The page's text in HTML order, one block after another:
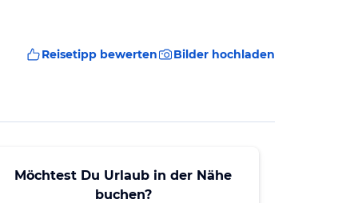
Reisetipp bewerten Bilder hochladen
Möchtest Du Urlaub in der Nähe
buchen?